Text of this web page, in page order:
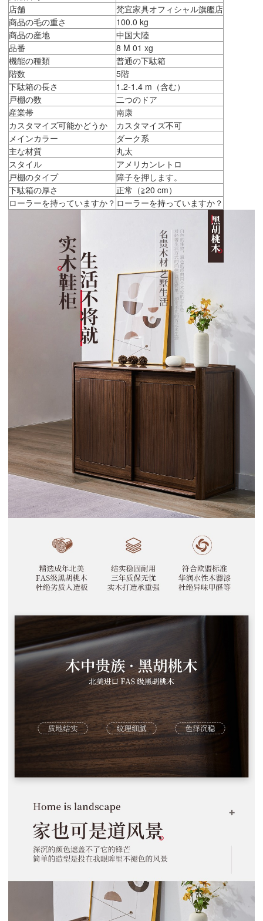
店舗
梵宜家具オフィシャル旗艦店
商品の毛の重さ
100.0 kg
商品の産地
中国大陸
品番
8 M 01 xg
機能の種類
普通の下駄箱
階数
5階
下駄箱の長さ
1.2-1.4 m（含む）
戸棚の数
二つのドア
産業帯
南康
カスタマイズ可能かどうか
カスタマイズ不可
メインカラー
ダーク系
主な材質
丸太
スタイル
アメリカンレトロ
戸棚のタイプ
障子を押します。
下駄箱の厚さ
正常（≧20 cm）
ローラーを持っていますか？ ローラーを持っていますか？